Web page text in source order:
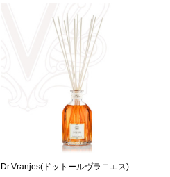
Dr.Vranjes(ドットールヴラニエス)